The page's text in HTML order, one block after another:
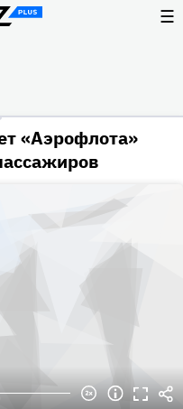
☰
«Аэрофлота»